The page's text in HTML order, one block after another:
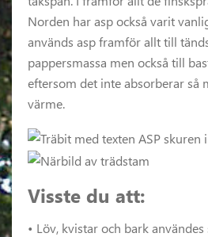
Norden har asp också varit
används asp framför allt till
pappersmassa men också till
eftersom det inte absorberar så
värme.
Visste du att:
• Löv, kvistar och bark